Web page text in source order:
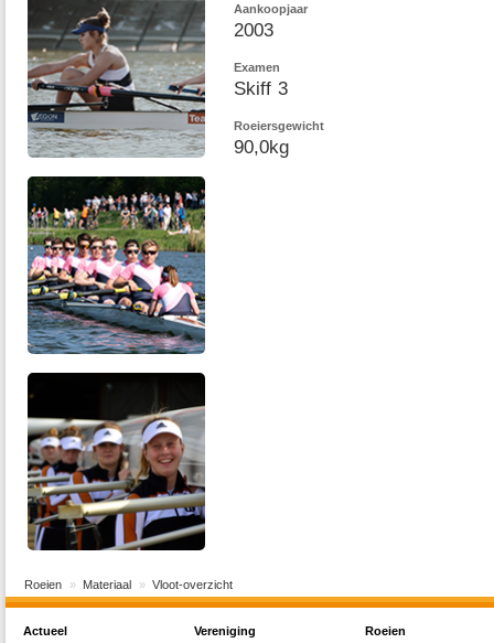
Aankoopjaar
2003
Examen
Skiff 3
Roeiersgewicht
90,0kg
Roeien Materiaal Vloot-overzicht
Actueel
Vereniging
Roeien